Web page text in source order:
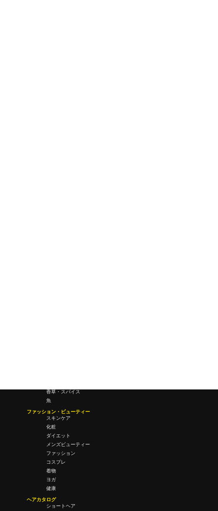
香草・スパイス
魚
ファッション・ビューティー
スキンケア
化粧
ダイエット
メンズビューティー
ファッション
コスプレ
着物
ヨガ
健康
ヘアカタログ
ショートヘア